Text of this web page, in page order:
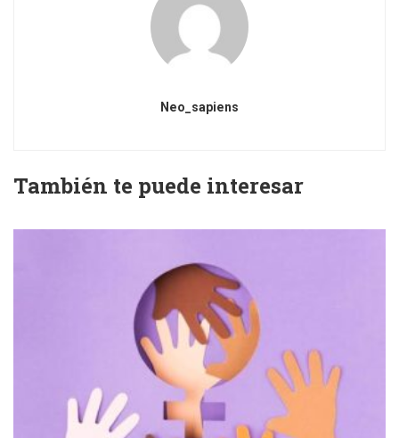
Neo_sapiens
También te puede interesar